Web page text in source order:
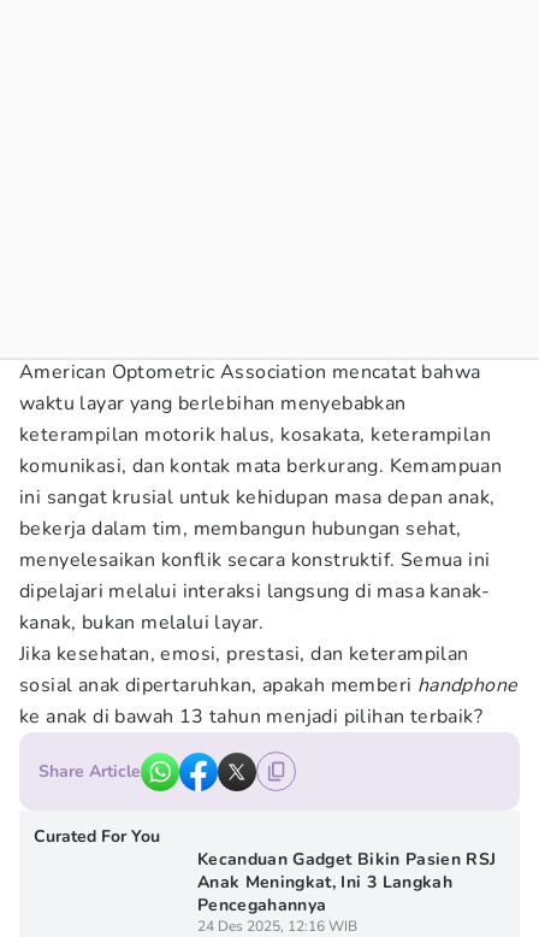
American Optometric Association mencatat bahwa
waktu layar yang berlebihan menyebabkan
keterampilan motorik halus, kosakata, keterampilan
komunikasi, dan kontak mata berkurang. Kemampuan
ini sangat krusial untuk kehidupan masa depan anak,
bekerja dalam tim, membangun hubungan sehat,
menyelesaikan konflik secara konstruktif. Semua ini
dipelajari melalui interaksi langsung di masa kanak-
kanak, bukan melalui layar.
Jika kesehatan, emosi, prestasi, dan keterampilan
sosial anak dipertaruhkan, apakah memberi handphone
ke anak di bawah 13 tahun menjadi pilihan terbaik?
Share Article
Curated For You
Kecanduan Gadget Bikin Pasien RSJ
Anak Meningkat, Ini 3 Langkah
Pencegahannya
24 Des 2025, 12:16 WIB